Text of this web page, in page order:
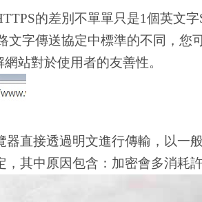
的差別不單單只是1個英文
文字傳送協定中標準的不同，您
站對於使用者的友善性。
器直接透過明文進行傳輸，以一
其中原因包含：加密會多消耗